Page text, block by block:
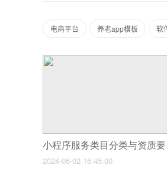
电商平台 养老app模板 软
2024-06-02 16:45:00